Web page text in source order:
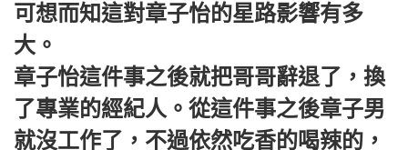
可想而知這對章子怡的星路影響有多
大。
章子怡這件事之後就把哥哥辭退了，換
了專業的經紀人。從這件事之後章子男
就沒工作了，不過依然吃香的喝辣的，